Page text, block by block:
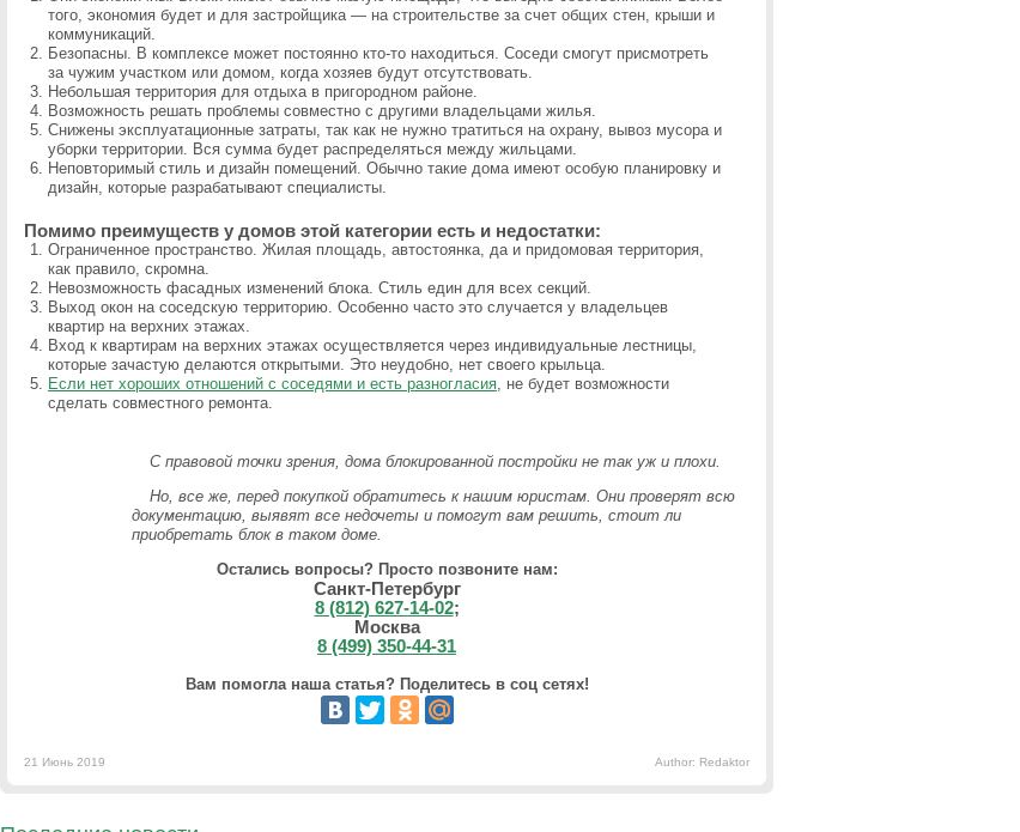
того, экономия будет и для застройщика — на строительстве за счет общих стен, крыши и
коммуникаций.
Безопасны. В комплексе может постоянно кто-то находиться. Соседи смогут присмотреть
за чужим участком или домом, когда хозяев будут отсутствовать.
Небольшая территория для отдыха в пригородном районе.
Возможность решать проблемы совместно с другими владельцами жилья.
Снижены эксплуатационные затраты, так как не нужно тратиться на охрану, вывоз мусора и
уборки территории. Вся сумма будет распределяться между жильцами.
Неповторимый стиль и дизайн помещений. Обычно такие дома имеют особую планировку и
дизайн, которые разрабатывают специалисты.
Помимо преимуществ у домов этой категории есть и недостатки:
Ограниченное пространство. Жилая площадь, автостоянка, да и придомовая территория,
как правило, скромна.
Невозможность фасадных изменений блока. Стиль един для всех секций.
Выход окон на соседскую территорию. Особенно часто это случается у владельцев
квартир на верхних этажах.
Вход к квартирам на верхних этажах осуществляется через индивидуальные лестницы,
которые зачастую делаются открытыми. Это неудобно, нет своего крыльца.
Если нет хороших отношений с соседями и есть разногласия, не будет возможности
сделать совместного ремонта.
С правовой точки зрения, дома блокированной постройки не так уж и плохи.
Но, все же, перед покупкой обратитесь к нашим юристам. Они проверят всю
документацию, выявят все недочеты и помогут вам решить, стоит ли
приобретать блок в таком доме.
Остались вопросы? Просто позвоните нам:
Санкт-Петербург
8 (812) 627-14-02;
Москва
8 (499) 350-44-31
Вам помогла наша статья? Поделитесь в соц сетях!
21 Июнь 2019 Author: Redaktor